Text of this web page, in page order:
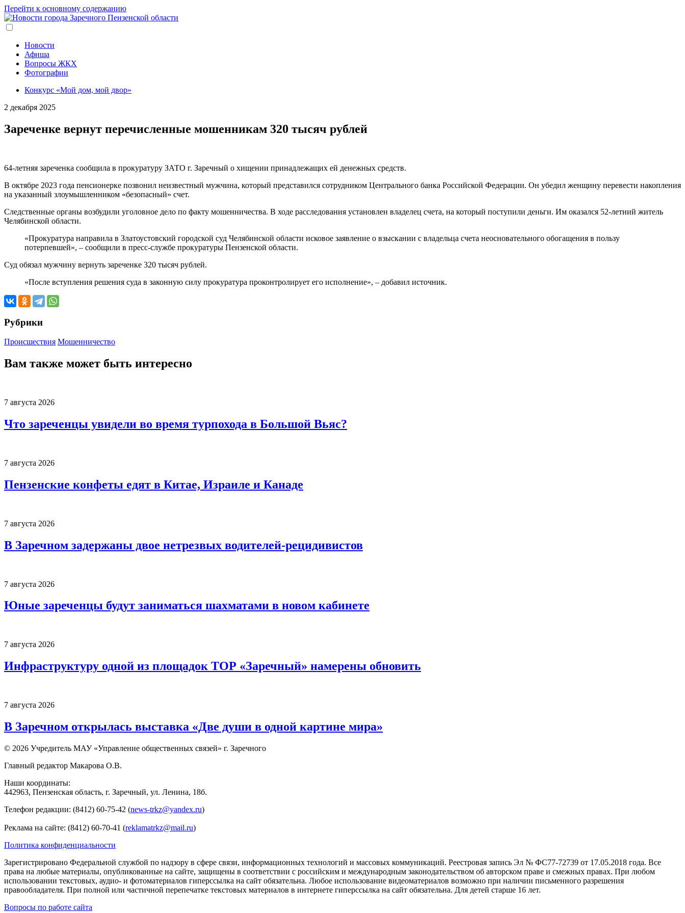
Перейти к основному содержанию
Новости
Афиша
Вопросы ЖКХ
Фотографии
Конкурс «Мой дом, мой двор»
2 декабря 2025
Зареченке вернут перечисленные мошенникам 320 тысяч рублей
64-летняя зареченка сообщила в прокуратуру ЗАТО г. Заречный о хищении принадлежащих ей денежных средств.
В октябре 2023 года пенсионерке позвонил неизвестный мужчина, который представился сотрудником Центрального банка Российской Федерации. Он убедил женщину перевести накопления
на указанный злоумышленником «безопасный» счет.
Следственные органы возбудили уголовное дело по факту мошенничества. В ходе расследования установлен владелец счета, на который поступили деньги. Им оказался 52-летний житель
Челябинской области.
«Прокуратура направила в Златоустовский городской суд Челябинской области исковое заявление о взыскании с владельца счета неосновательного обогащения в пользу
потерпевшей», – сообщили в пресс-службе прокуратуры Пензенской области.
Суд обязал мужчину вернуть зареченке 320 тысяч рублей.
«После вступления решения суда в законную силу прокуратура проконтролирует его исполнение», – добавил источник.
Рубрики
Происшествия Мошенничество
Вам также может быть интересно
7 августа 2026
Что зареченцы увидели во время турпохода в Большой Вьяс?
7 августа 2026
Пензенские конфеты едят в Китае, Израиле и Канаде
7 августа 2026
В Заречном задержаны двое нетрезвых водителей-рецидивистов
7 августа 2026
Юные зареченцы будут заниматься шахматами в новом кабинете
7 августа 2026
Инфраструктуру одной из площадок ТОР «Заречный» намерены обновить
7 августа 2026
В Заречном открылась выставка «Две души в одной картине мира»
© 2026 Учредитель МАУ «Управление общественных связей» г. Заречного
Главный редактор Макарова О.В.
Наши координаты:
442963, Пензенская область, г. Заречный, ул. Ленина, 18б.
Телефон редакции: (8412) 60-75-42 (news-trkz@yandex.ru)
Реклама на сайте: (8412) 60-70-41 (reklamatrkz@mail.ru)
Политика конфиденциальности
Зарегистрировано Федеральной службой по надзору в сфере связи, информационных технологий и массовых коммуникаций. Реестровая запись Эл № ФС77-72739 от 17.05.2018 года. Все
права на любые материалы, опубликованные на сайте, защищены в соответствии с российским и международным законодательством об авторском праве и смежных правах. При любом
использовании текстовых, аудио- и фотоматериалов гиперссылка на сайт обязательна. Любое использование видеоматериалов возможно при наличии письменного разрешения
правообладателя. При полной или частичной перепечатке текстовых материалов в интернете гиперссылка на сайт обязательна. Для детей старше 16 лет.
Вопросы по работе сайта